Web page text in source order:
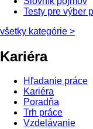
Testy pre výber
všetky kategórie >
Kariéra
Hľadanie práce
Kariéra
Poradňa
Trh práce
Vzdelávanie